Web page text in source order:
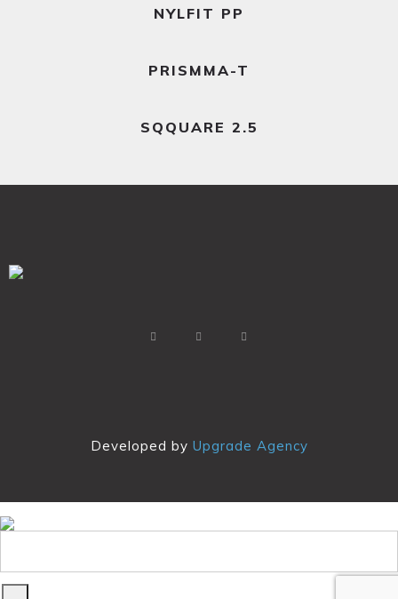
Ler mais
NYLFIT PP
Ler mais
PRISMMA-T
Ler mais
SQQUARE 2.5
Developed by Upgrade Agency